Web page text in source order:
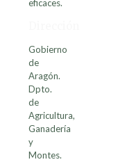
eficaces.
Gobierno
de
Aragón.
Dpto.
de
Agricultura,
Ganadería
y
Montes.